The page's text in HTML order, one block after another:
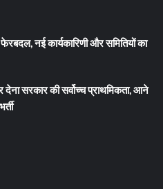
नई कार्यकारिणी और समितियों का
देना सरकार की सर्वोच्च प्राथमिकता, आने